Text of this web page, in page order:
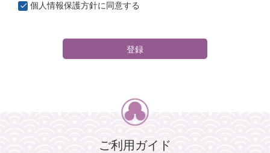
個人情報保護方針に同意する
登録
ご利用ガイド